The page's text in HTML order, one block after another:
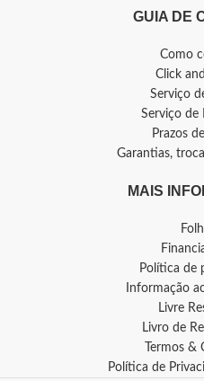
GUIA DE
Como
Click
Serviço
Serviço de
Prazos
Garantias,
MAIS
Política de
Informação
Livre
Livro de
Termos &
Política de